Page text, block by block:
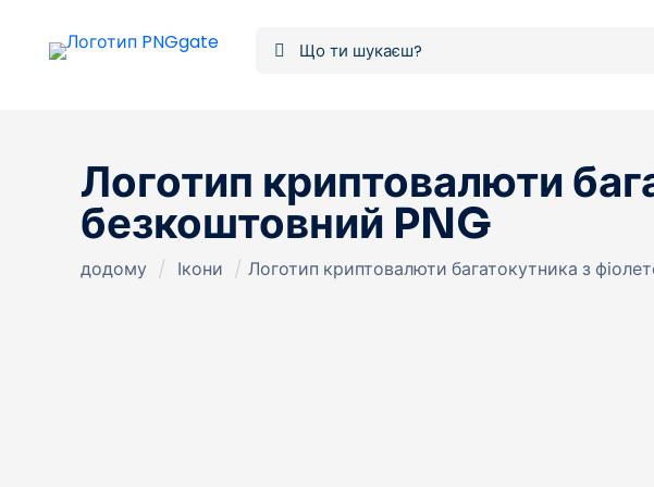
Логотип криптовалюти
безкоштовний PNG
додому / Ікони / Логотип криптовалюти багатокутника з